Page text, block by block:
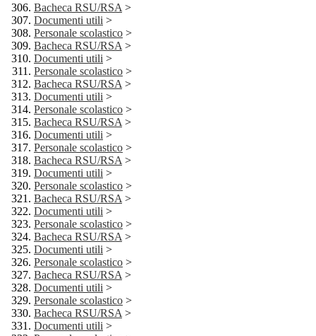
Bacheca RSU/RSA >
Documenti utili >
Personale scolastico >
Bacheca RSU/RSA >
Documenti utili >
Personale scolastico >
Bacheca RSU/RSA >
Documenti utili >
Personale scolastico >
Bacheca RSU/RSA >
Documenti utili >
Personale scolastico >
Bacheca RSU/RSA >
Documenti utili >
Personale scolastico >
Bacheca RSU/RSA >
Documenti utili >
Personale scolastico >
Bacheca RSU/RSA >
Documenti utili >
Personale scolastico >
Bacheca RSU/RSA >
Documenti utili >
Personale scolastico >
Bacheca RSU/RSA >
Documenti utili >